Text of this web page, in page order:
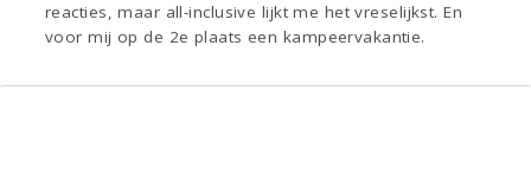
reacties, maar all-inclusive lijkt me het vreselijkst. En
voor mij op de 2e plaats een kampeervakantie.